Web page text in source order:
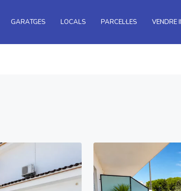
GARATGES LOCALS PARCEL·LES VENDRE